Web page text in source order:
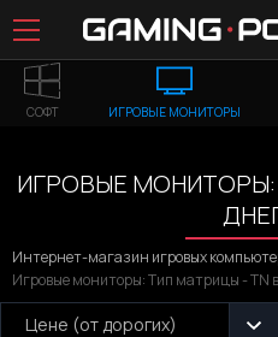
СОФТ ИГРОВЫЕ МОНИТОРЫ
ИГРОВЫЕ МОНИТОРЫ:
Интернет-магазин игровых
Игровые мониторы: Тип матрицы - TN
Цене (от дорогих)